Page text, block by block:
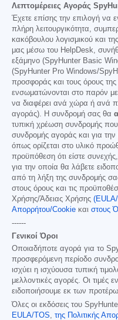
Λεπτομέρειες Αγοράς
Έχετε επίσης την επιλογή να
πλήρη λειτουργικότητα,
κακόβουλου λογισμικού και
μας μέσω του HelpDesk,
εξάμηνο (SpyHunter Basic
(SpyHunter Pro Windows/
προσφοράς και τους όρους
ενσωματώνονται στο παρόν
να διαφέρει ανά χώρα ή ανά
αγοράς). Η συνδρομή σας θα
τυπική χρέωση συνδρομής που
συνδρομής αγοράς και για την
όπως ορίζεται στο υλικό
προϋπόθεση ότι είστε
για την οποία θα λάβετε
από τη λήξη της συνδρομής
στους όρους και τις
Χρήσης/Άδειας Χρήσης
Απορρήτου/Cookie και στους
------
Γενικοί Όροι
Οποιαδήποτε αγορά για το
προσφερόμενη περίοδο
ισχύει η ισχύουσα τυπική
μελλοντικές αγορές. Οι τιμές
ειδοποιήσουμε εκ των
Όλες οι εκδόσεις του
EULA/TOS, της Πολιτικής